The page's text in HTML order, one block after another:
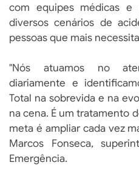
com equipes médicas e
diversos cenários de
pessoas que mais
"Nós atuamos no
diariamente e
Total na sobrevida e na
na cena. É um tratamento
meta é ampliar cada vez
Marcos Fonseca,
Emergência.